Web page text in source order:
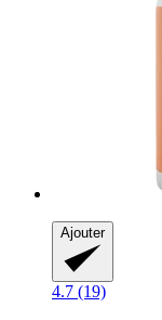
Ajouter
4.7 (19)